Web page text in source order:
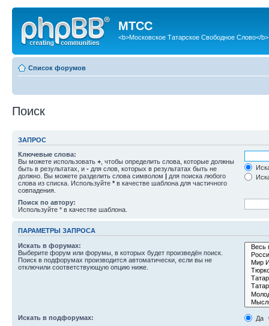
МТСС
<b>Московское Татарское Свободное Слово</b>
Список форумов
Поиск
ЗАПРОС
Ключевые слова:
Вы можете использовать + , чтобы определить слова, которые должны
быть в результатах, и - для слов, которых в результатах быть не
должно. Вы можете разделить слова символом | для поиска любого
слова из списка. Используйте * в качестве шаблона для частичного
совпадения.
Поиск по автору:
Используйте * в качестве шаблона.
ПАРАМЕТРЫ ЗАПРОСА
Искать в форумах:
Выберите форум или форумы, в которых будет произведён поиск.
Поиск в подфорумах производится автоматически, если вы не
отключили соответствующую опцию ниже.
Искать в подфорумах:
Да